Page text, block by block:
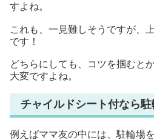
すよね。
これも、一見難しそうですが、
です！
どちらにしても、コツを掴むと
大変ですよね。
チャイルドシート付なら駐
例えばママ友の中には、駐輪場